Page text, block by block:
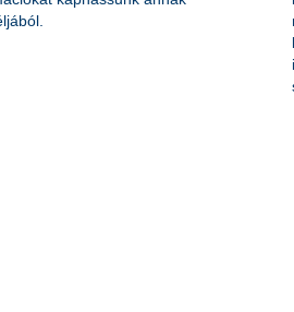
ami 37 százalékos növekedést
os növekedés) az elmúlt egy évben,